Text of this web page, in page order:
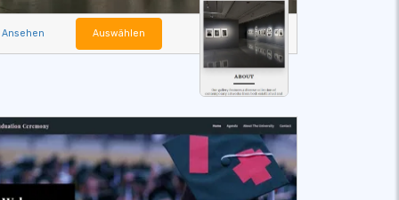
Ansehen Auswählen